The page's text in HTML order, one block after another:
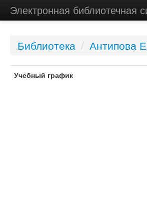
Электронная библиотечная
Библиотека / Антипова
Учебный график